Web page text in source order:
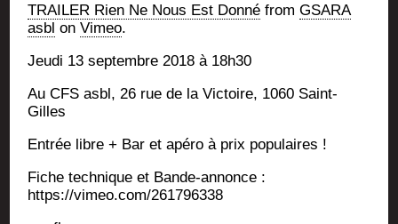
TRAILER Rien Ne Nous Est Don­né fromGSARA
asbl onVimeo.
Jeu­di 13 sep­tembre 2018 à 18h30
Au CFS asbl, 26 rue de la Vic­toire, 1060 Saint-
Gilles
Entrée libre + Bar et apé­ro à prix populaires !
Fiche tech­nique et Bande-annonce :
https://vimeo.com/261796338